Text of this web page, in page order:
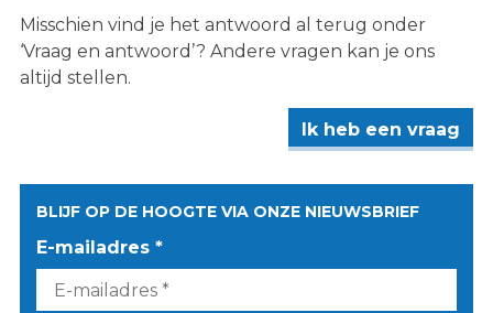
Misschien vind je het antwoord al terug onder
‘Vraag en antwoord’? Andere vragen kan je ons
altijd stellen.
Ik heb een vraag
BLIJF OP DE HOOGTE VIA ONZE NIEUWSBRIEF
E-mailadres *